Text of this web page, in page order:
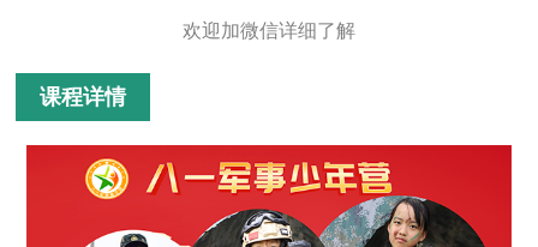
欢迎加微信详细了解
课程详情